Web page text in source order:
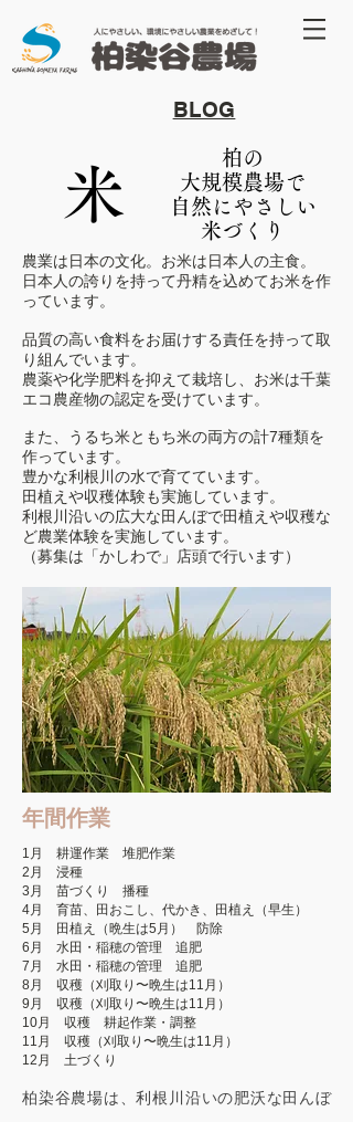
​BLOG
米
柏の
大規模農場で
自然にやさしい
​米づくり
農業は日本の文化。お米は日本人の主食。
日本人の誇りを持って丹精を込めてお米を作
っています。
品質の高い食料をお届けする責任を持って取
り組んでいます。
農薬や化学肥料を抑えて栽培し、お米は千葉
エコ農産物の認定を受けています。
また、
うるち米ともち米の両方の計7種類を
作っています。
豊かな利根川の水で育てています。
田植えや収穫体験も実施しています。
利根川沿いの広大な田んぼで田植えや収穫な
ど農業体験を実施しています。
（募集は「かしわで」店頭で行います）
年間作業
1月 耕運作業 堆肥作業
2月 浸種
3月 苗づくり 播種
4月 育苗、田おこし、代かき、田植え（早生）
5月 田植え（晩生は5月） 防除
6月 水田・稲穂の管理 追肥
7月 水田・稲穂の管理 追肥
8月 収穫（刈 取り〜晩生は11月 ）
9月 収穫（刈取り〜晩生は11月）
10月 収穫 耕起作業・調整
11月 収穫（刈 取り〜晩生は11月 ）
12月 土づくり
柏染谷農場は、利根川沿いの肥沃な田んぼ